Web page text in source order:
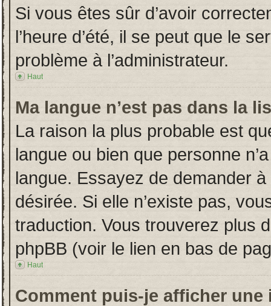
Si vous êtes sûr d’avoir
l’heure d’été, il se peut que le
problème à l’administrateur.
Haut
Ma langue n’est pas dans la
La raison la plus probable est
langue ou bien que personne
langue. Essayez de demander à
désirée. Si elle n’existe pas,
traduction. Vous trouverez plus
phpBB (voir le lien en bas de
Haut
Comment puis-je afficher une